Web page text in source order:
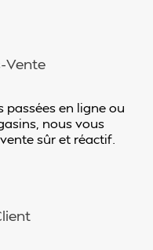
Vente
en ligne ou
nous vous
sûr et réactif.